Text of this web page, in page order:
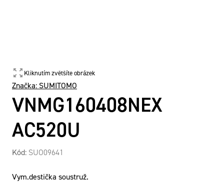
Kliknutím zvětšíte obrázek
VNMG160408NEX
AC520U
Značka: SUMITOMO
Kód: SUO09641
Vym.destička soustruž.